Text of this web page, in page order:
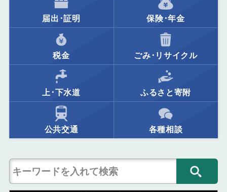
届出･証明 保険･年金
税金 ごみ･リサイクル
上･下水道 ふるさと寄附
公共交通 各種相談